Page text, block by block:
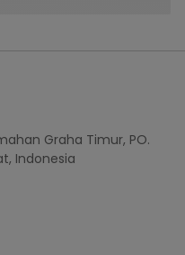
Graha Timur, PO.
Indonesia